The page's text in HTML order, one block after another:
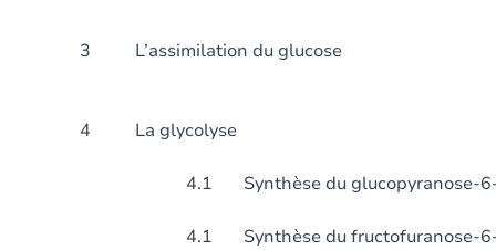
3 L’assimilation du
4 La
4.1 Synthèse du glucopyranose-6-
4.1 Synthèse du fructofuranose-6-